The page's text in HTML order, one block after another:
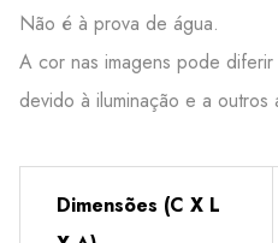
Não é à prova de água.
A cor nas imagens pode
devido à iluminação e a outros
Dimensões (C X L